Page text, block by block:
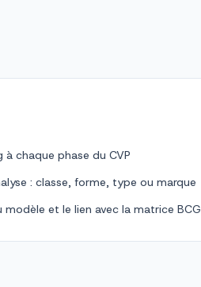
chaque phase du CVP
: classe, forme, type ou marque
et le lien avec la matrice BCG